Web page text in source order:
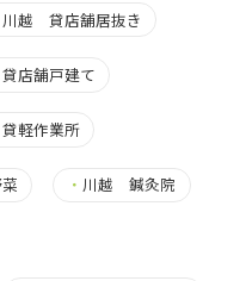
川越 貸店舗居抜き
店舗戸建て
軽作業所
・ 川越 鍼灸院